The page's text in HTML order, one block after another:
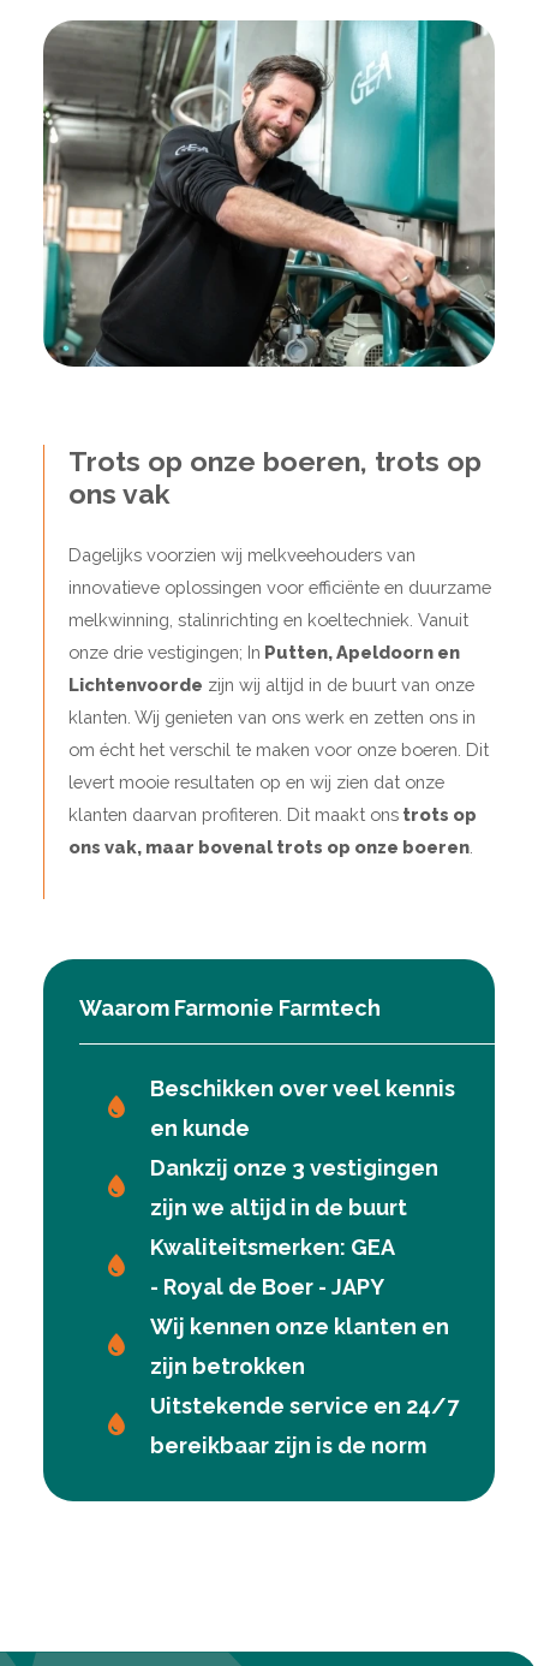
Trots op onze boeren, trots op
ons vak
Dagelijks voorzien wij melkveehouders van
innovatieve oplossingen voor efficiënte en duurzame
melkwinning, stalinrichting en koeltechniek. Vanuit
onze drie vestigingen; In Putten, Apeldoorn en
Lichtenvoorde zijn wij altijd in de buurt van onze
klanten. Wij genieten van ons werk en zetten ons in
om écht het verschil te maken voor onze boeren. Dit
levert mooie resultaten op en wij zien dat onze
klanten daarvan profiteren. Dit maakt ons trots op
ons vak, maar bovenal trots op onze boeren
Waarom Farmonie Farmtech
Beschikken over veel kennis
en kunde
Dankzij onze 3 vestigingen
zijn we altijd in de buurt
Kwaliteitsmerken: GEA
- Royal de Boer - JAPY
Wij kennen onze klanten en
zijn betrokken
Uitstekende service en 24/7
bereikbaar zijn is de norm